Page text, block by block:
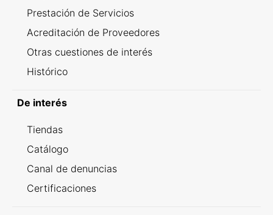
Prestación de Servicios
Acreditación de Proveedores
Otras cuestiones de interés
Histórico
De interés
Tiendas
Catálogo
Canal de denuncias
Certificaciones